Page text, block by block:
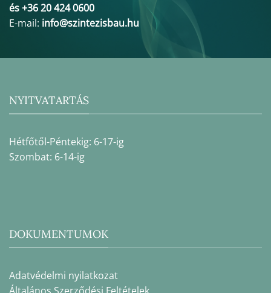
és +36 20 424 0600
E-mail: info@szintezisbau.hu
NYITVATARTÁS
Hétfőtől-Péntekig: 6-17-ig
Szombat: 6-14-ig
DOKUMENTUMOK
Adatvédelmi nyilatkozat